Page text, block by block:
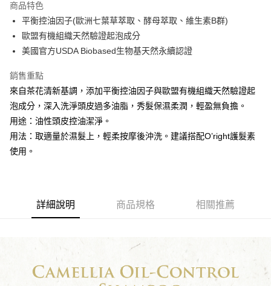
Google Pay
全盈+PAY
大哥付你分期
相關說明
1.本服務由台灣大哥大提供，台灣大哥大用戶可立即使用無須另外申請。
2.付款方式選擇「大哥付你分期」，訂單成立後會自動跳轉到大哥付的交易
流程，驗證手機門號後，選擇欲分期的期數、繳款截止日，確認付款後即完
成交易。
3.實際核准額度、可分期數及費用金額請依後續交易確認頁面所載為準。
4.訂單成立30分鐘內，如未前往確認交易或遇審核未通過，訂單將自動取
醒簡訊。
【注意事項】
1.本服務係由「台灣大哥大股份有限公司」（以下簡稱本公司）所提供，讓
用戶於交易時，得透過本服務購買商品或服務，並由商店將買賣／分期付款
買賣價金債權讓與本公司後，依約使用本公司帳單繳交帳款。
AFTEE先享後付
相關說明
【關於「AFTEE先享後付」】
AFTEE先享後付是「在收到商品之後才付款」的支付方式。 讓您購物簡單
１．簡單：不需註冊會員、不需綁卡、不需儲值。
【「AFTEE先享後付」結帳流程】
１．於結帳方式選擇「AFTEE先享後付」後，將跳轉至「AFTEE先享後付」
結帳頁面，進行簡訊認證並確認金額後，即可完成結帳。
ATM／網路銀行／等多元方式進行付款，方視為交易完成。
※ 請注意：結帳手續完成當下不需立刻繳費，但若您需要取消訂單，請聯絡
購買商品的店家。未經商家同意取消之訂單仍視為有效，需透過AFTEE先享
ATM付款
付款後7-11取貨
每筆NT$100，滿NT$1,000(含以上)免運費
商品特色
平衡控油因子(歐洲七葉草萃取、酵母萃取、維生素B群)
歐盟有機組織天然驗證起泡成分
美國官方USDA Biobased生物基天然永續認證
銷售重點
來自茶花清新基調，添加平衡控油因子與歐盟有機組織天然驗證起
泡成分，深入洗淨頭皮過多油脂，秀髮保濕柔潤，輕盈無負擔。
用途：油性頭皮控油潔淨。
用法：取適量於濕髮上，輕柔按摩後沖洗。建議搭配O’right護髮素
使用。
詳細說明 商品規格 相關推薦